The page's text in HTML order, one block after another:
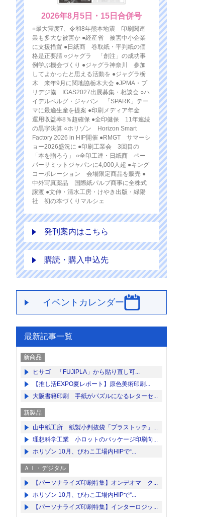
2026年8月5日・15日合併号
○最大震度7、令和8年熊本地震 印刷関連
業も多大な被害か ●経産省 被害中小企業
に支援措置 ●日紙商 巻取紙・平判紙の価
格是正要請 ○ジャグラ 「創注」の成功事
例学ぶ機会づくり ●ジャグラ神奈川 参加
してよかったと思える活動を ●ジャグラ栃
木 来年9月に関地協栃木大会 ●JPMA・プ
リデジ協 IGAS2027出展募集・相談会 ○ハ
イデルベルグ・ジャパン 「SPARK」テー
マに最適生産を提案 ●印刷メディア年金
運用収益率8％超確保 ●全印健保 11年連続
の黒字決算 ○ホリゾン Horizon Smart
Factory 2026 in HIP開催 ●RMGT サマーシ
ョー2026盛況に ●印刷工業会 3回目の
「本を贈ろう」 ○全印工連・日紙商 ペー
パーサミットジャパンに4,000人超 ●キング
コーポレーション 会場限定商品を販売 ●
中外写真薬品 国際紙パルプ商事に全株式
譲渡 ●文伸・清水工房・けやき出版・緑陽
社 初の本づくりマルシェ
発刊案内はこちら
購読・購入申込先
イベントカレンダー
最新記事一覧
新商品
ヒサゴ 「FUJIPLA」から貼り直し可...
【推し活EXPO夏レポート】原色美術印刷...
大阪書籍印刷 手紙がパズルになるレターセ...
新製品
山中紙工所 紙製小判抜袋「プラストッテ」...
理想科学工業 小ロットのパッケージ印刷向...
ホリゾン 10月、びわこ工場内HIPで“...
ＡＩ・デジタル
【パーソナライズ印刷特集】オンデオマ ク...
ホリゾン 10月、びわこ工場内HIPで“...
【パーソナライズ印刷特集】インターロジッ...